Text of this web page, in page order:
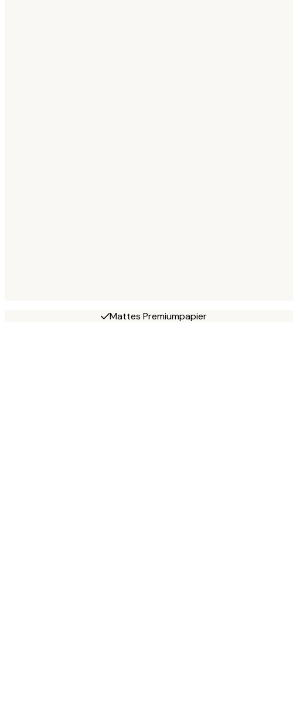
Mattes Premiumpapier